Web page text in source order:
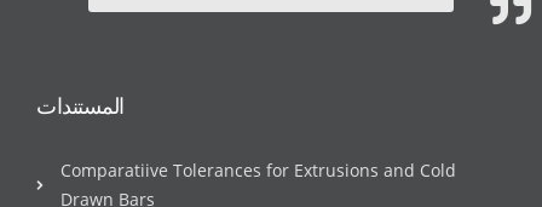
المستندات
Comparatiive Tolerances for Extrusions and Cold
Drawn Bars